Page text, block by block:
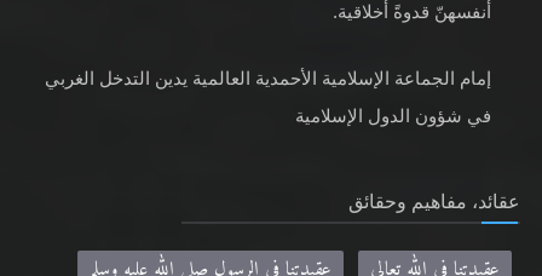
أنفسهنّ قدوةً أخلاقية.
إمام الجماعة الإسلامية الأحمدية العالمية يدين التدخل الغربي
في شؤون الدول الإسلامية
عقائد، مفاهيم وحقائق